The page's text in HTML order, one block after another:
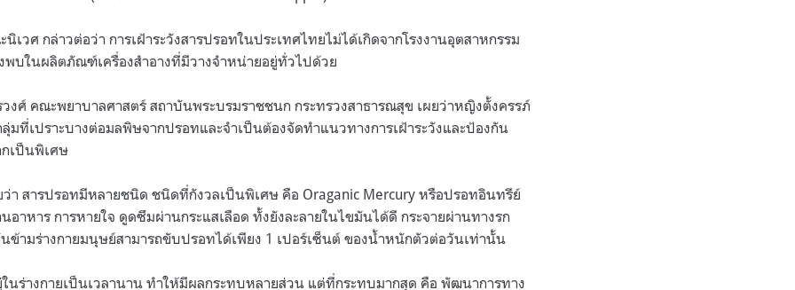
เวศ กล่าวต่อว่า การเฝ้าระวังสารปรอทในประเทศไทยไม่ได้เกิดจากโรงงานอุตสาหกรรม
พบในผลิตภัณฑ์เครื่องสำอางที่มีวางจำหน่ายอยู่ทั่วไปด้วย
งศ์ คณะพยาบาลศาสตร์ สถาบันพระบรมราชชนก กระทรวงสาธารณสุข เผยว่าหญิงตั้งครรภ์
มที่เปราะบางต่อมลพิษจากปรอทและจำเป็นต้องจัดทำแนวทางการเฝ้าระวังและป้องกัน
เป็นพิเศษ
า สารปรอทมีหลายชนิด ชนิดที่กังวลเป็นพิเศษ คือ Oraganic Mercury หรือปรอทอินทรีย์
นอาหาร การหายใจ ดูดซึมผ่านกระแสเลือด ทั้งยังละลายในไขมันได้ดี กระจายผ่านทางรก
นข้ามร่างกายมนุษย์สามารถขับปรอทได้เพียง 1 เปอร์เซ็นต์ ของน้ำหนักตัวต่อวันเท่านั้น
นร่างกายเป็นเวลานาน ทำให้มีผลกระทบหลายส่วน แต่ที่กระทบมากสุด คือ พัฒนาการทาง